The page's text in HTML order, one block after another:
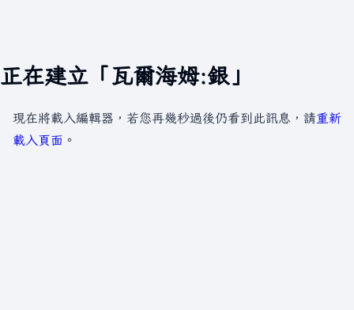
正在建立「瓦爾海姆:銀」
現在將載入編輯器，若您再幾秒過後仍看到此訊息，請重新
載入頁面 。